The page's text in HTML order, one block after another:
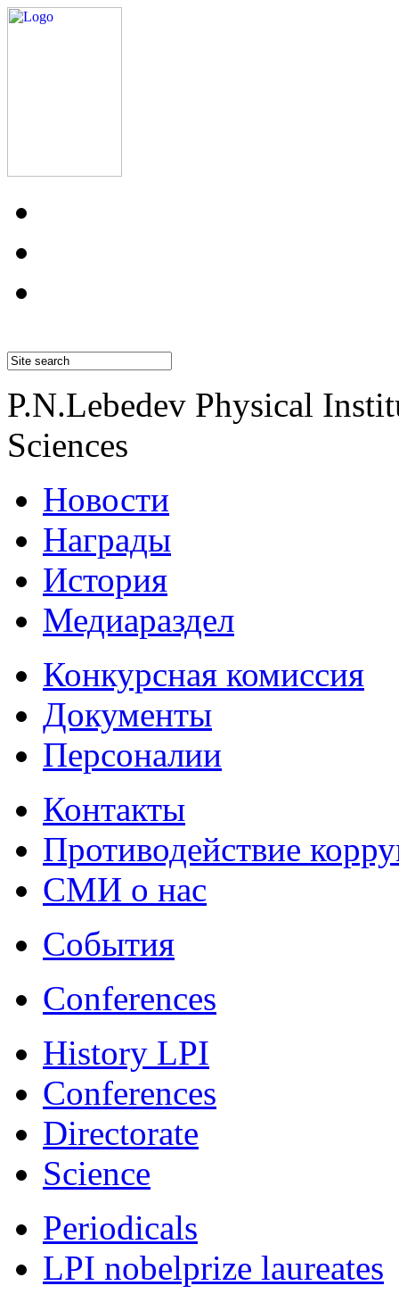
P.N.Lebedev Physical
Sciences
Новости
Награды
История
Медиараздел
Конкурсная комиссия
Документы
Персоналии
Контакты
Противодействие
СМИ о нас
События
Conferences
History LPI
Conferences
Directorate
Science
Periodicals
LPI nobelprize laureates